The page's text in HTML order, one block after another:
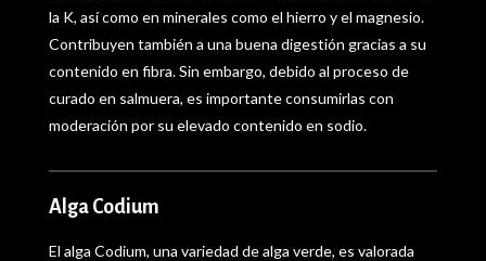
la K, así como en minerales como el hierro y el magnesio.
Contribuyen también a una buena digestión gracias a su
contenido en fibra. Sin embargo, debido al proceso de
curado en salmuera, es importante consumirlas con
moderación por su elevado contenido en sodio.
Alga Codium
El alga Codium, una variedad de alga verde, es valorada